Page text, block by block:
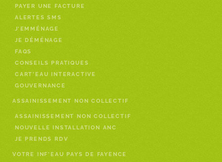
PAYER UNE FACTURE
ALERTES SMS
J’EMMÉNAGE
JE DÉMÉNAGE
FAQS
CONSEILS PRATIQUES
CART’EAU INTERACTIVE
GOUVERNANCE
ASSAINISSEMENT NON COLLECTIF
ASSAINISSEMENT NON COLLECTIF
NOUVELLE INSTALLATION ANC
JE PRENDS RDV
VOTRE INF’EAU PAYS DE FAYENCE